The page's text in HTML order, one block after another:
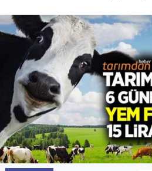
Tarım Bilgisi
Yetiştirici Soruyor
Dünyada Tarım
Üretici Birlikleri
Şeker ve Şekerli Mamüller